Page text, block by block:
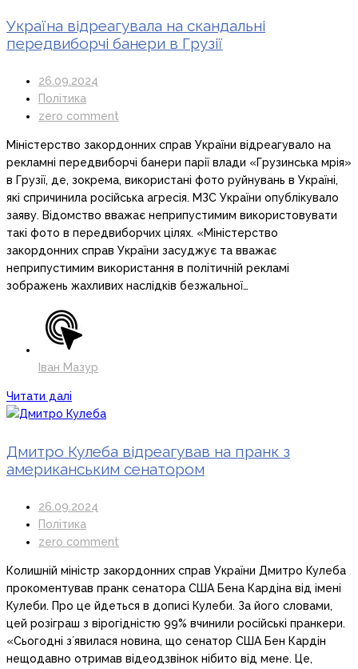
Україна відреагувала на скандальні
передвиборчі банери в Грузії
26.09.2024
Політика
zero comment
Міністерство закордонних справ України відреагувало на
рекламні передвиборчі банери парії влади «Грузинська мрія»
в Грузії, де, зокрема, використані фото руйнувань в Україні,
які спричинила російська агресія. МЗС України опублікувало
заяву. Відомство вважає неприпустимим використовувати
такі фото в передвиборчих цілях. «Міністерство
закордонних справ України засуджує та вважає
неприпустимим використання в політичній рекламі
зображень жахливих наслідків безжальної…
Іван Мазур
Читати далі
Дмитро Кулеба відреагував на пранк з
американським сенатором
26.09.2024
Політика
zero comment
Колишній міністр закордонних справ України Дмитро Кулеба
прокоментував пранк сенатора США Бена Кардіна від імені
Кулеби. Про це йдеться в дописі Кулеби. За його словами,
цей розіграш з вірогідністю 99% вчинили російські пранкери.
«Сьогодні зʼявилася новина, що сенатор США Бен Кардін
нещодавно отримав відеодзвінок нібито від мене. Це,